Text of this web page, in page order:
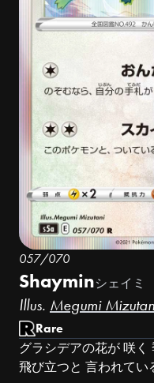
057/070
Shayminシェイミ
Illus. Megumi
Rare
グラシデアの花が 咲く
飛び立つと 言われてい